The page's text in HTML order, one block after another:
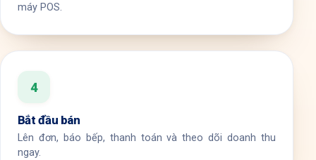
máy POS.
4
Bắt đầu bán
Lên đơn, báo bếp, thanh toán và theo dõi doanh thu
ngay.